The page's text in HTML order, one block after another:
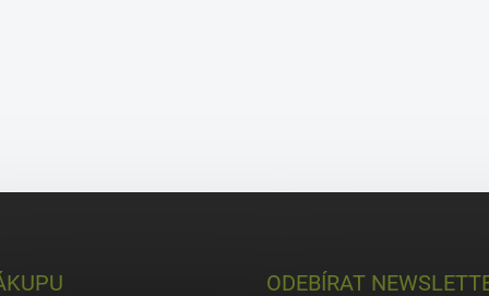
ODEBÍRAT